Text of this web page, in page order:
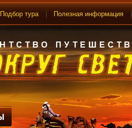
Подбор тура Полезная информация